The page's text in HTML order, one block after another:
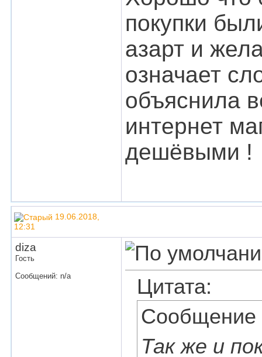
покупки
азарт и
означает
объяснила
интернет
дешёвыми !
19.06.2018,
12:31
diza
Гость
Сообщений: n/a
Цитата:
Сообщение
Так же и